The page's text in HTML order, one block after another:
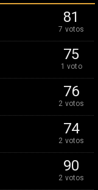
81
7 votos
75
1 voto
76
2 votos
74
2 votos
90
2 votos